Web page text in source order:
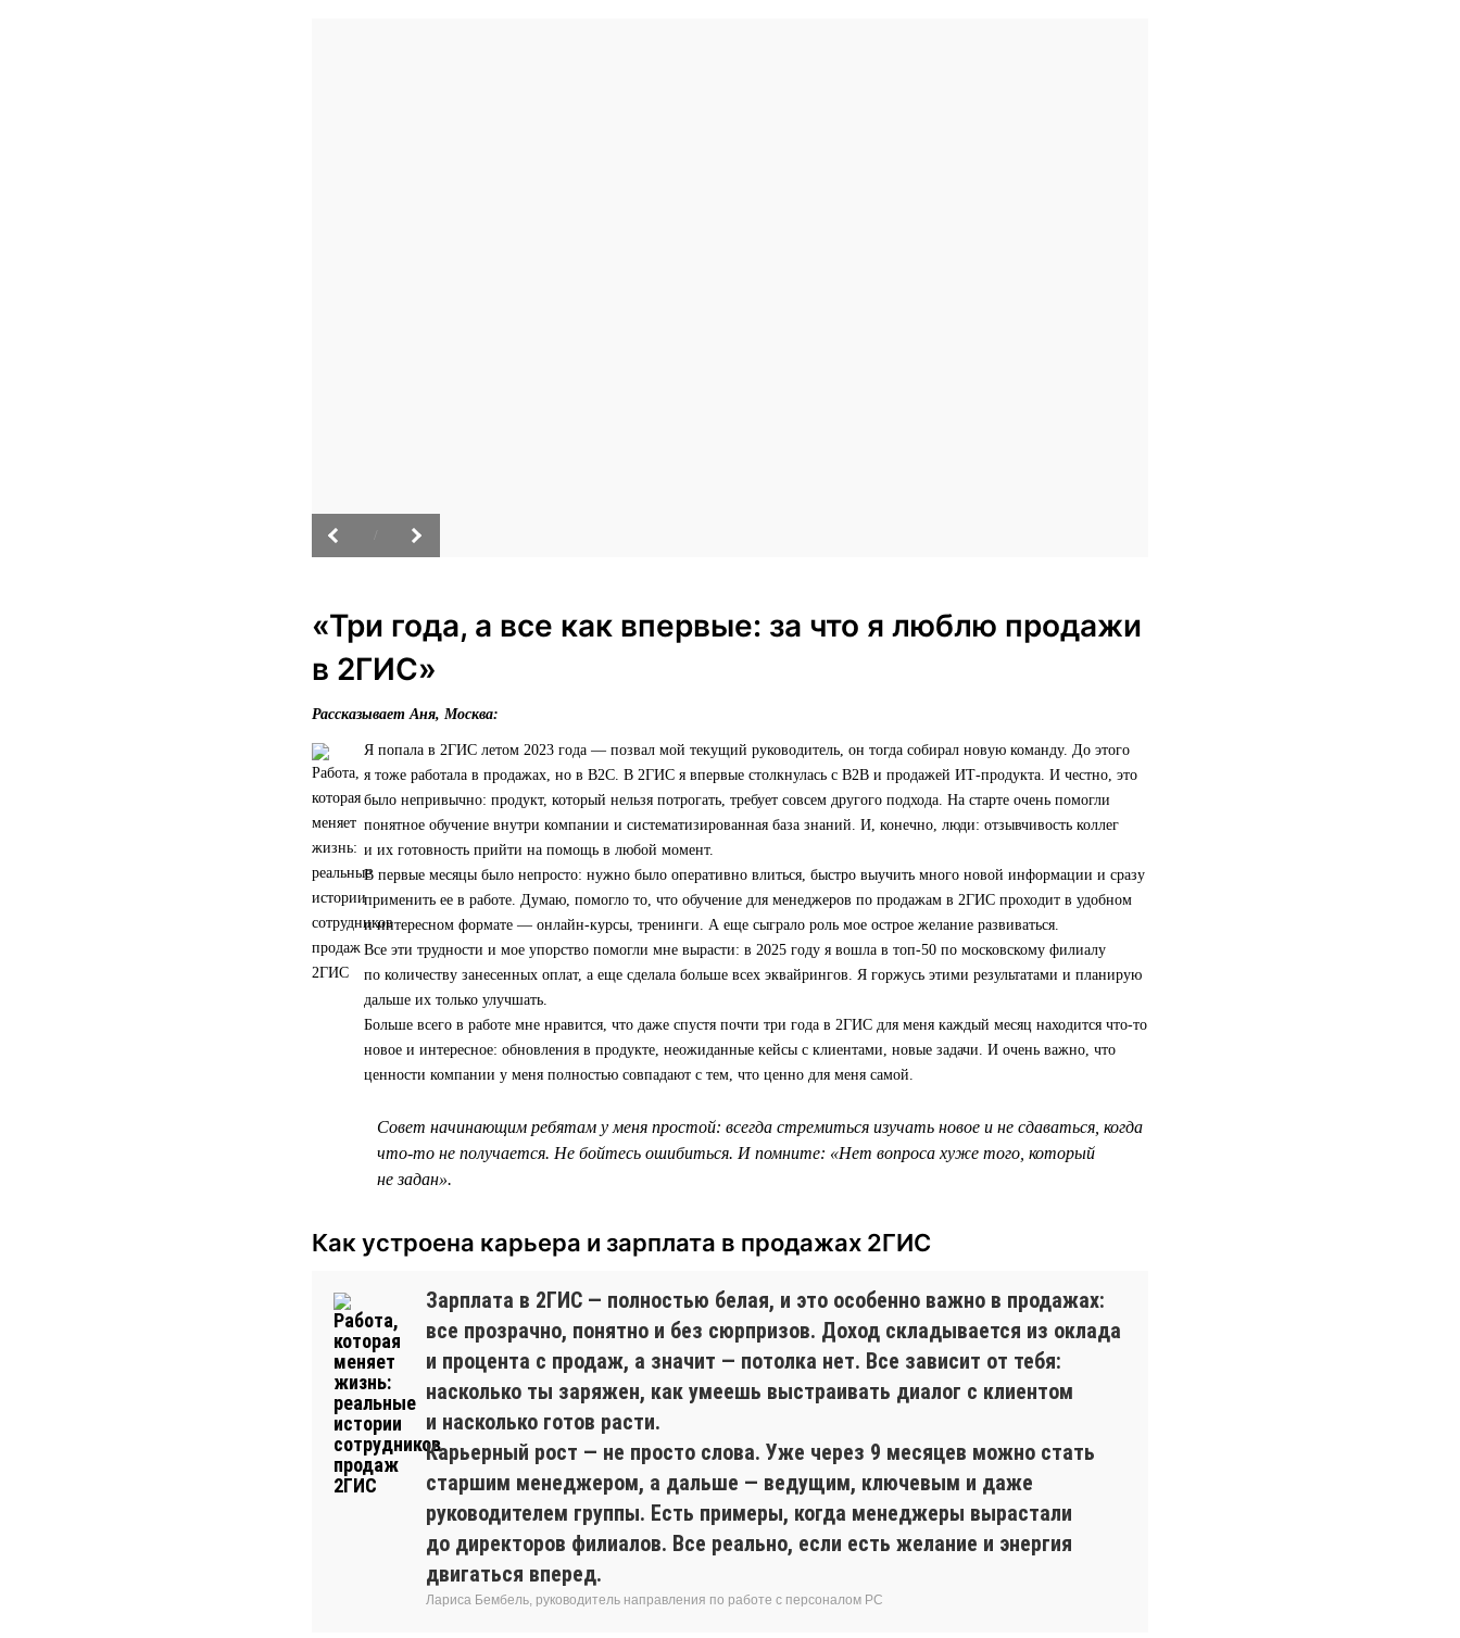
«Три года, а все как впервые: за что я люблю продажи
в 2ГИС»
Рассказывает Аня, Москва:
Я попала в 2ГИС летом 2023 года — позвал мой текущий руководитель, он тогда собирал новую команду. До этого
я тоже работала в продажах, но в B2C. В 2ГИС я впервые столкнулась с B2B и продажей ИТ‑продукта. И честно, это
было непривычно: продукт, который нельзя потрогать, требует совсем другого подхода. На старте очень помогли
понятное обучение внутри компании и систематизированная база знаний. И, конечно, люди: отзывчивость коллег
и их готовность прийти на помощь в любой момент.
В первые месяцы было непросто: нужно было оперативно влиться, быстро выучить много новой информации и сразу
применить ее в работе. Думаю, помогло то, что обучение для менеджеров по продажам в 2ГИС проходит в удобном
и интересном формате — онлайн-курсы, тренинги. А еще сыграло роль мое острое желание развиваться.
Все эти трудности и мое упорство помогли мне вырасти: в 2025 году я вошла в топ‑50 по московскому филиалу
по количеству занесенных оплат, а еще сделала больше всех эквайрингов. Я горжусь этими результатами и планирую
дальше их только улучшать.
Больше всего в работе мне нравится, что даже спустя почти три года в 2ГИС для меня каждый месяц находится что-то
новое и интересное: обновления в продукте, неожиданные кейсы с клиентами, новые задачи. И очень важно, что
ценности компании у меня полностью совпадают с тем, что ценно для меня самой.
Совет начинающим ребятам у меня простой: всегда стремиться изучать новое и не сдаваться, когда
что-то не получается. Не бойтесь ошибиться. И помните: «Нет вопроса хуже того, который
не задан».
Как устроена карьера и зарплата в продажах 2ГИС
Зарплата в 2ГИС — полностью белая, и это особенно важно в продажах:
все прозрачно, понятно и без сюрпризов. Доход складывается из оклада
и процента с продаж, а значит — потолка нет. Все зависит от тебя:
насколько ты заряжен, как умеешь выстраивать диалог с клиентом
и насколько готов расти.
Карьерный рост — не просто слова. Уже через 9 месяцев можно стать
старшим менеджером, а дальше — ведущим, ключевым и даже
руководителем группы. Есть примеры, когда менеджеры вырастали
до директоров филиалов. Все реально, если есть желание и энергия
двигаться вперед.
Лариса Бембель, руководитель направления по работе с персоналом РС